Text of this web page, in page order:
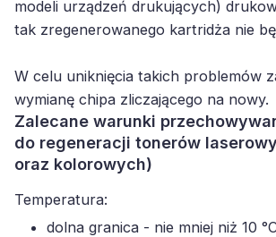
modeli urządzeń drukujących)
tak zregenerowanego kartridża nie
W celu uniknięcia takich problemów
wymianę chipa zliczającego na nowy.
Zalecane warunki
do regeneracji tonerów
oraz kolorowych)
Temperatura:
dolna granica - nie mniej niż 10